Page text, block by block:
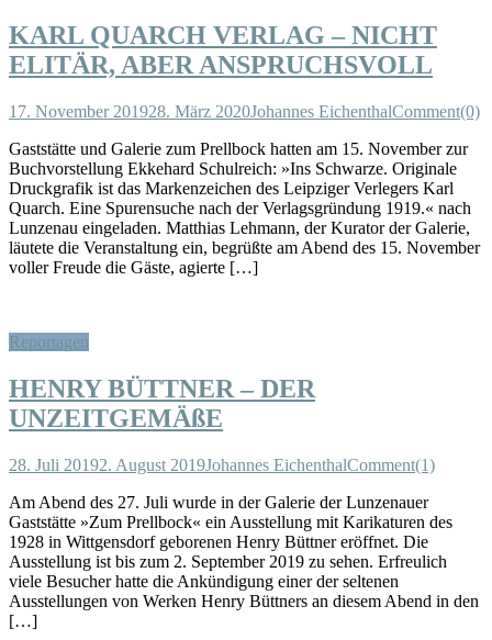
KARL QUARCH VERLAG – NICHT
ELITÄR, ABER ANSPRUCHSVOLL
17. November 201928. März 2020Johannes EichenthalComment(0)
Gaststätte und Galerie zum Prellbock hatten am 15. November zur
Buchvorstellung Ekkehard Schulreich: »Ins Schwarze. Originale
Druckgrafik ist das Markenzeichen des Leipziger Verlegers Karl
Quarch. Eine Spurensuche nach der Verlagsgründung 1919.« nach
Lunzenau eingeladen. Matthias Lehmann, der Kurator der Galerie,
läutete die Veranstaltung ein, begrüßte am Abend des 15. November
voller Freude die Gäste, agierte […]
Reportagen
HENRY BÜTTNER – DER
UNZEITGEMÄßE
28. Juli 20192. August 2019Johannes EichenthalComment(1)
Am Abend des 27. Juli wurde in der Galerie der Lunzenauer
Gaststätte »Zum Prellbock« ein Ausstellung mit Karikaturen des
1928 in Wittgensdorf geborenen Henry Büttner eröffnet. Die
Ausstellung ist bis zum 2. September 2019 zu sehen. Erfreulich
viele Besucher hatte die Ankündigung einer der seltenen
Ausstellungen von Werken Henry Büttners an diesem Abend in den
[…]